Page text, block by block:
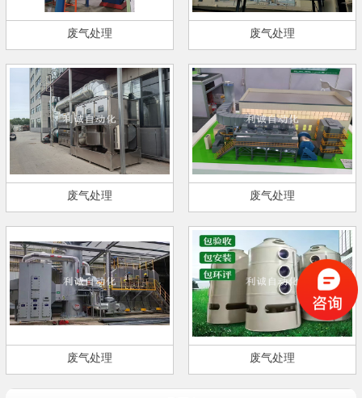
废气处理 废气处理
废气处理 废气处理
废气处理 废气处理